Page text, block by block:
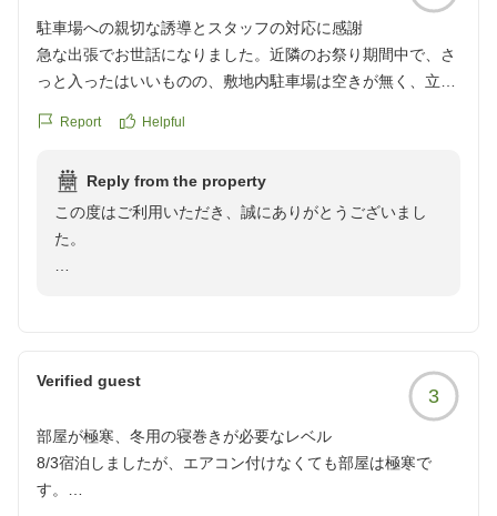
駐車場への親切な誘導とスタッフの対応に感謝
急な出張でお世話になりました。近隣のお祭り期間中で、さ
っと入ったはいいものの、敷地内駐車場は空きが無く、立ち
が館内から出てこられて、近隣の専用駐車場を案内して頂け
道に一時駐車して、フロントまで訪ねにいく事もなく助かり
ました。
フロントの男性スタッフの対応も、和やかな感じで、好印象!
近隣は飲食店も何件かありますので、時間のある方は、ぶら
クチコミの詳細はこちらから
https://review.travel.rakuten.co.jp/hotel/voice/68076?
reviewId=33123478388309
Report Helpful
Reply from the property
この度はご利用いただき、誠にありがとうございまし
た。
フロントスタッフの対応についてもお褒めいただき、あ
りがとうございます。当館から繁華街が徒歩５分ほどで
すので機会がありましたらお出かけしてみてはいかがで
Verified guest
3
部屋が極寒、冬用の寝巻きが必要なレベル
8/3宿泊しましたが、エアコン付けなくても部屋は極寒で
す。